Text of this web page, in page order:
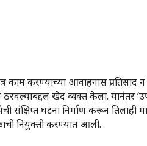
करण्याच्या आवाहनास प्रतिसाद न
खेद व्यक्त केला. यानंतर
संक्षिप्त घटना निर्माण करून
नियुक्ती करण्यात आली.